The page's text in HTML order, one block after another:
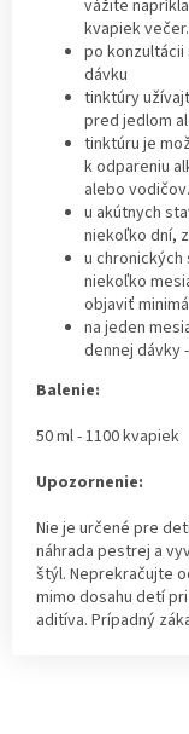
vážite
kvapiek večer.
po
dávku
tinktúry
pred jedlom
tinktúru je
k odpareniu
alebo vodičov.
u akútnych
niekoľko dní,
u
niekoľko
objaviť
na jeden
dennej dávky
Balenie:
50 ml - 1100 kvapiek
Upozornenie:
Nie je určené pre
náhrada pestrej a
štýl. Neprekračujte
mimo dosahu detí
aditíva. Prípadný